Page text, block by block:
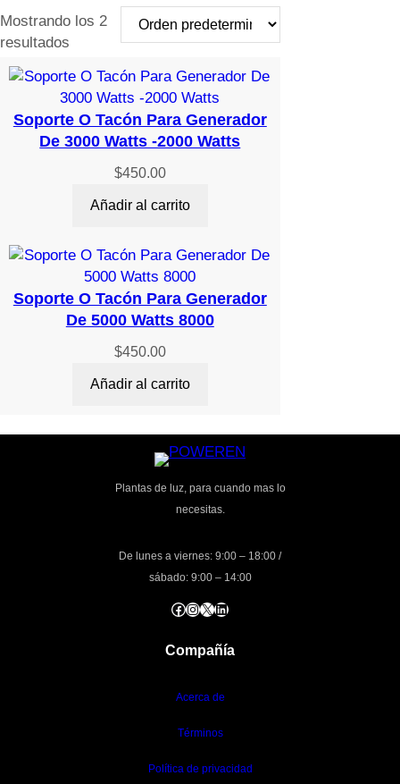
Mostrando los 2
resultados
Soporte O Tacón Para Generador
De 3000 Watts -2000 Watts
$450.00
Añadir al carrito
Soporte O Tacón Para Generador
De 5000 Watts 8000
$450.00
Añadir al carrito
Plantas de luz, para cuando mas lo
necesitas.
De lunes a viernes: 9:00 – 18:00 /
sábado: 9:00 – 14:00
Facebook InstagramX LinkedIn
Compañía
Acerca de
Términos
Política de privacidad